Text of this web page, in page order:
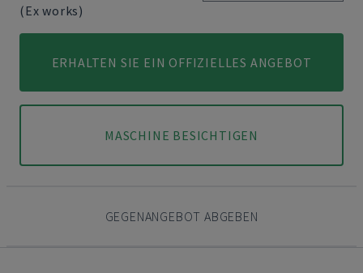
(Ex works)
ERHALTEN SIE EIN OFFIZIELLES ANGEBOT
MASCHINE BESICHTIGEN
GEGENANGEBOT ABGEBEN